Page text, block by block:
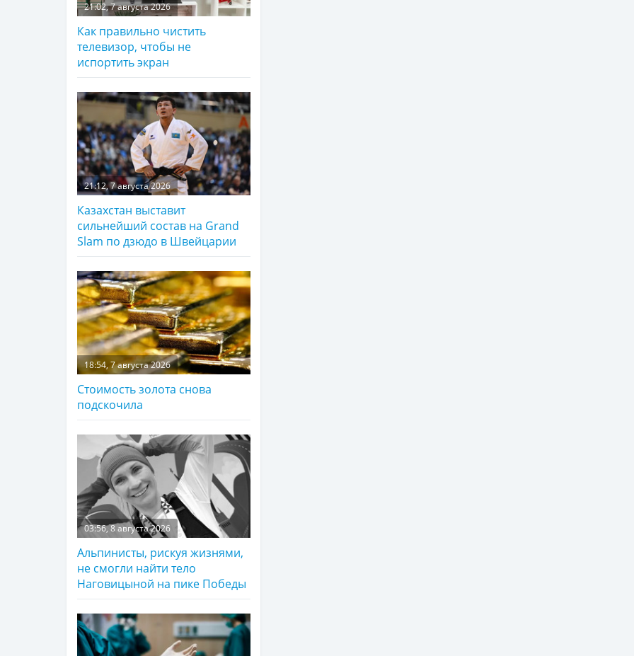
21:02, 7 августа 2026
Как правильно чистить
телевизор, чтобы не
испортить экран
21:12, 7 августа 2026
Казахстан выставит
сильнейший состав на Grand
Slam по дзюдо в Швейцарии
18:54, 7 августа 2026
Стоимость золота снова
подскочила
03:56, 8 августа 2026
Альпинисты, рискуя жизнями,
не смогли найти тело
Наговицыной на пике Победы